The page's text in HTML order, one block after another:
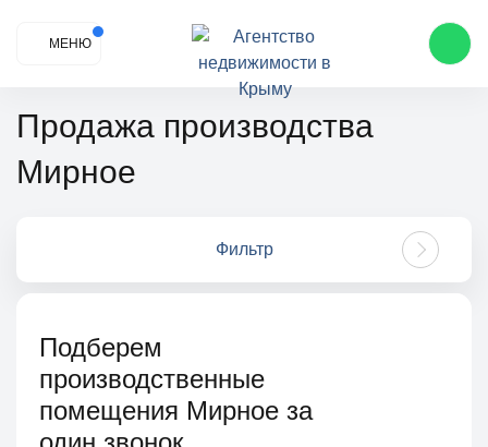
МЕНЮ
Продажа производства
Мирное
Фильтр
Подберем
производственные
помещения Мирное за